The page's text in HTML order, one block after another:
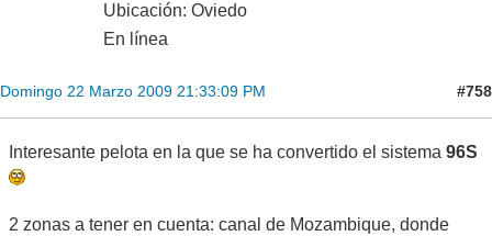
Ubicación: Oviedo
En línea
Domingo 22 Marzo 2009 21:33:09 PM #758
Interesante pelota en la que se ha convertido el sistema 96S
2 zonas a tener en cuenta: canal de Mozambique, donde